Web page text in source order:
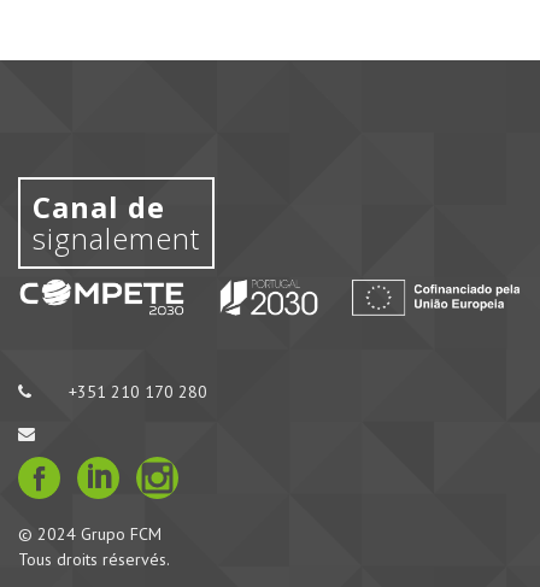
Canal de
signalement
+351 210 170 280
© 2024 Grupo FCM
Tous droits réservés.